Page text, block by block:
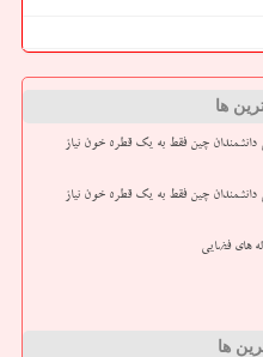
ها
قابل حمل دانشمندان چین فقط به یک قطره خون نیاز
قابل حمل دانشمندان چین فقط به یک قطره خون نیاز
های فضایی
ها